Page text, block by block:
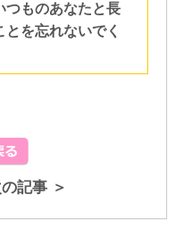
つものあなたと長
を忘れないでく
記事 ＞